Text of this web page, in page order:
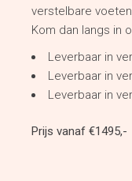
verstelbare
Kom dan langs in
Leverbaar in
Leverbaar in
Leverbaar in
Prijs vanaf €1495,-